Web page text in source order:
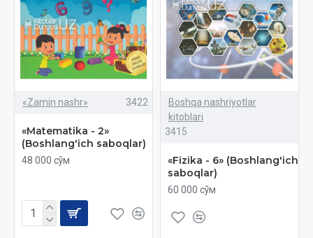
«Zamin nashr» 3422
«Matematika - 2»
(Boshlang'ich saboqlar)
48 000 сўм
Boshqa nashriyotlar
kitoblari
3415
«Fizika - 6» (Boshlang'ich
saboqlar)
60 000 сўм